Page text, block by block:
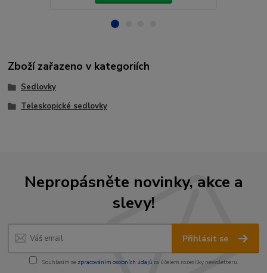
Zboží zařazeno v kategoriích
Sedlovky
Teleskopické sedlovky
Nepropásněte novinky, akce a
slevy!
Přihlásit se
Souhlasím se zpracováním osobních údajůza účelem rozesílky newsletteru.